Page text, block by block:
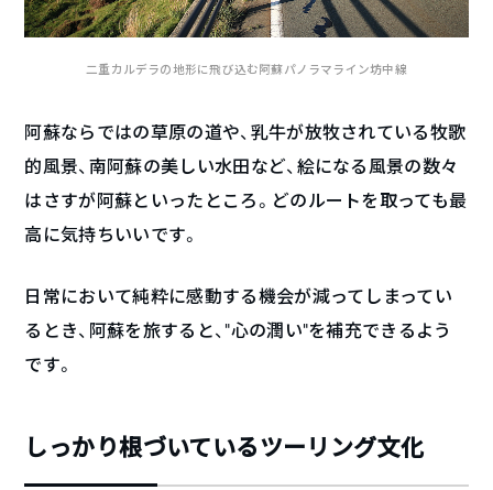
二重カルデラの地形に飛び込む阿蘇パノラマライン坊中線
阿蘇ならではの草原の道や、乳牛が放牧されている牧歌
的風景、南阿蘇の美しい水田など、絵になる風景の数々
はさすが阿蘇といったところ。どのルートを取っても最
高に気持ちいいです。
日常において純粋に感動する機会が減ってしまってい
るとき、阿蘇を旅すると、”心の潤い”を補充できるよう
です。
しっかり根づいているツーリング文化